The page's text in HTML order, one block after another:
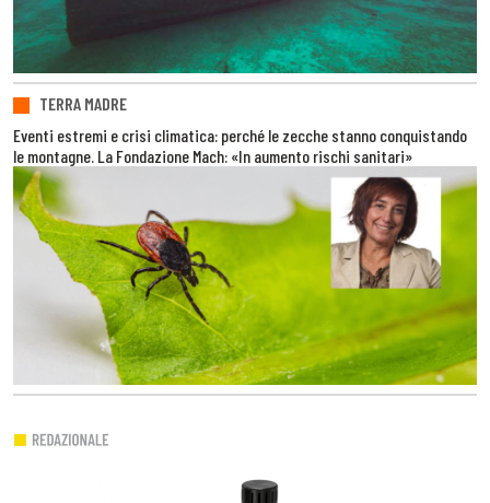
TERRA MADRE
Eventi estremi e crisi climatica: perché le zecche stanno conquistando
le montagne. La Fondazione Mach: «In aumento rischi sanitari»